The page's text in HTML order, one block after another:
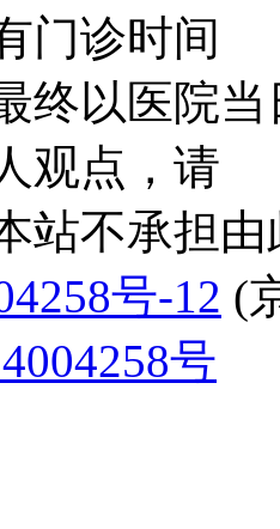
门诊时间
终以医院
观点，请
站不承担
号-12 (
号